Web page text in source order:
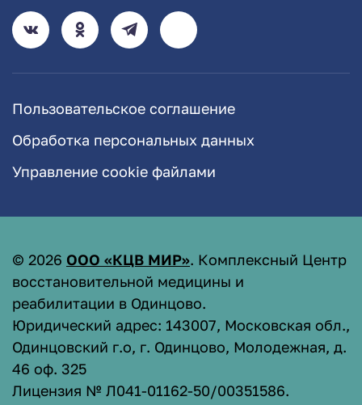
Пользовательское соглашение
Обработка персональных данных
Управление cookie файлами
© 2026 ООО «КЦВ МИР». Комплексный Центр
восстановительной медицины и
реабилитации в Одинцово.
Юридический адрес: 143007, Московская обл.,
Одинцовский г.о, г. Одинцово, Молодежная, д.
46 оф. 325
Лицензия № Л041-01162-50/00351586.